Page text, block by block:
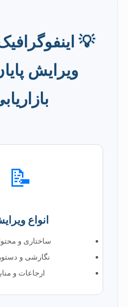
💡
ویرایش
📝
انواع
ساختاری و
نگارشی و
ارجاعات و